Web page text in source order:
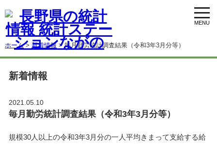
ホーム> 新着情報 > 毎月勤労統計調査結果（令和3年3月分等）
新着情報
2021.05.10
毎月勤労統計調査結果（令和3年3月分等）
規模30人以上の令和3年3月分の一人平均きまって支給する給